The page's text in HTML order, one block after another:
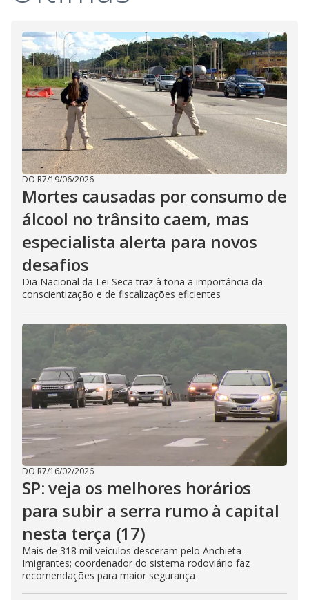
DO R7/19/06/2026
Mortes causadas por consumo de
álcool no trânsito caem, mas
especialista alerta para novos
desafios
Dia Nacional da Lei Seca traz à tona a importância da
conscientização e de fiscalizações eficientes
DO R7/16/02/2026
SP: veja os melhores horários
para subir a serra rumo à capital
nesta terça (17)
Mais de 318 mil veículos desceram pelo Anchieta-
Imigrantes; coordenador do sistema rodoviário faz
recomendações para maior segurança